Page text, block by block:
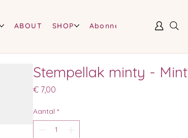
ABOUT SHOP Abonnementen en prijzen
Stempellak minty - Mint
€ 7,00Prijs
Aantal *